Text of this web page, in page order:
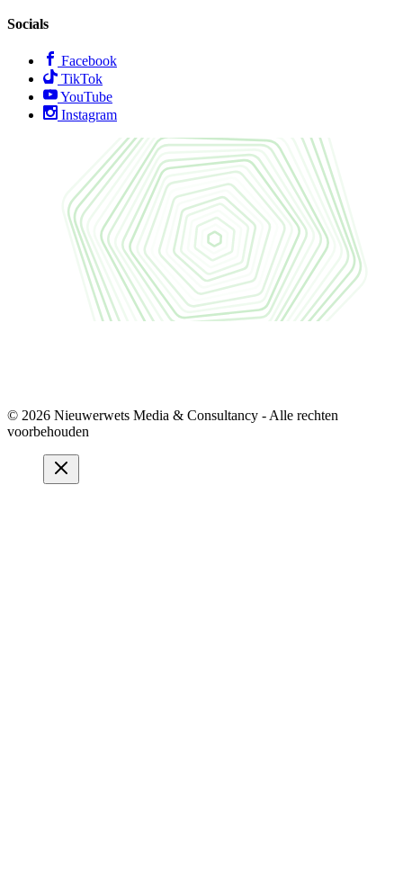
Socials
Facebook
TikTok
YouTube
Instagram
© 2026 Nieuwerwets Media & Consultancy - Alle rechten
voorbehouden